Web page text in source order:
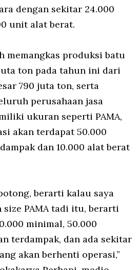
dengan sekitar 24.000
unit alat berat.
memangkas produksi batu
ton pada tahun ini dari
790 juta ton, serta
perusahaan jasa
ukuran seperti PAMA,
akan terdapat 50.000
dan 10.000 alat berat
berarti kalau saya
size PAMA tadi itu, berarti
minimal, 50.000
terdampak, dan ada sekitar
akan berhenti operasi,”